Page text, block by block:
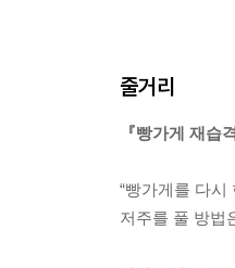
줄거리
『빵가게 재습격
“빵가게를 다시
저주를 풀 방법